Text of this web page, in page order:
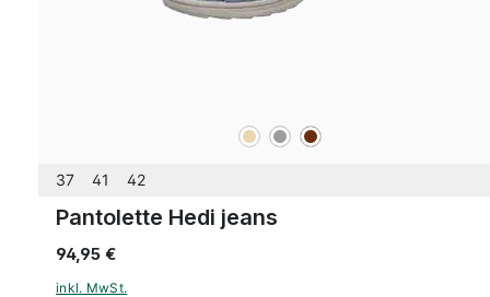
beigegraubraun
37 41 42
Pantolette Hedi jeans
94,95 €
inkl. MwSt.